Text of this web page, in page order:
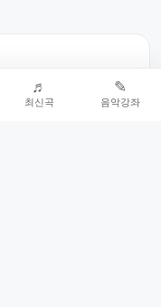
찾을 수 있는 음악 정보
♬
최신곡
✎
음악강좌